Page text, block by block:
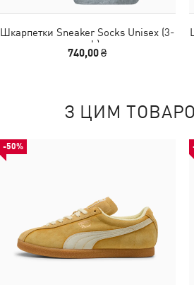
Шкарпетки Sneaker Socks Unisex (3-
pack)
740,00 ₴
З ЦИМ
-50%